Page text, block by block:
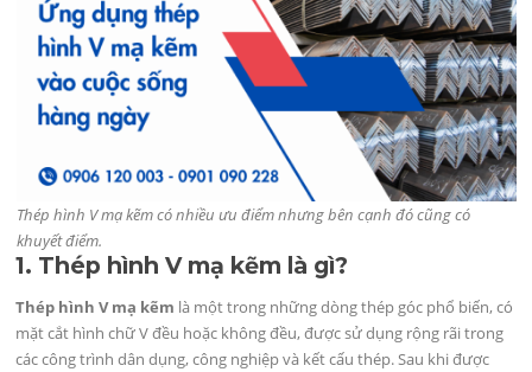
Thép hình V mạ kẽm có nhiều ưu điểm nhưng bên cạnh đó cũng có
khuyết điểm.
1. Thép hình V mạ kẽm là gì?
Thép hình V mạ kẽm là một trong những dòng thép góc phổ biến, có
mặt cắt hình chữ V đều hoặc không đều, được sử dụng rộng rãi trong
các công trình dân dụng, công nghiệp và kết cấu thép. Sau khi được